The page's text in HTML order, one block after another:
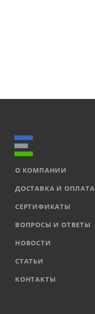
О КОМПАНИИ
ДОСТАВКА И ОПЛАТА
СЕРТИФИКАТЫ
ВОПРОСЫ И ОТВЕТЫ
НОВОСТИ
СТАТЬИ
КОНТАКТЫ